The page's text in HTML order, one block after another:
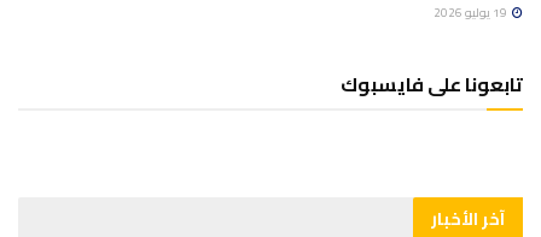
تابعونا على فايسبوك
آخر الأخبار